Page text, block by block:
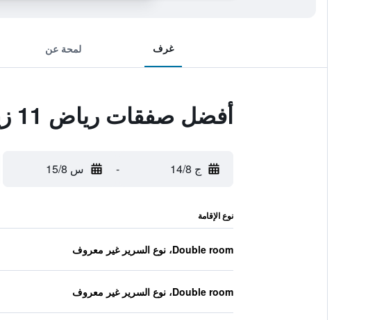
غرف لمحة عن
أفضل صفقات رياض 11 زيتون
ج 14/8 - س 15/8
نوع الإقامة
Double room، نوع السرير غير معروف
Double room، نوع السرير غير معروف